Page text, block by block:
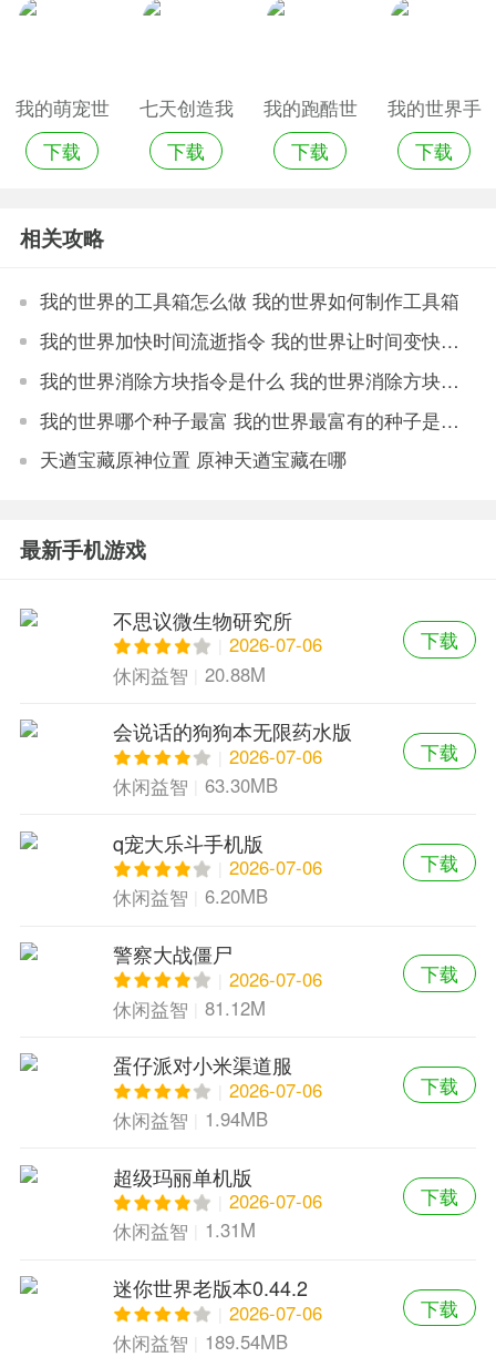
我的萌宠世
界手机版
下载
七天创造我
的世界免广
下载
我的跑酷世
界最新版
下载
我的世界手
游渠道服
下载
相关攻略
我的世界的工具箱怎么做 我的世界如何制作工具箱
我的世界加快时间流逝指令 我的世界让时间变快的指令是什么?
我的世界消除方块指令是什么 我的世界消除方块指令代码
我的世界哪个种子最富 我的世界最富有的种子是什么?
天遒宝藏原神位置 原神天遒宝藏在哪
最新手机游戏
不思议微生物研究所
2026-07-06
休闲益智
20.88M
下载
会说话的狗狗本无限药水版
2026-07-06
休闲益智
63.30MB
下载
q宠大乐斗手机版
2026-07-06
休闲益智
6.20MB
下载
警察大战僵尸
2026-07-06
休闲益智
81.12M
下载
蛋仔派对小米渠道服
2026-07-06
休闲益智
1.94MB
下载
超级玛丽单机版
2026-07-06
休闲益智
1.31M
下载
迷你世界老版本0.44.2
2026-07-06
休闲益智
189.54MB
下载